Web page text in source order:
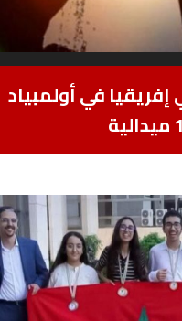
إفريقيا في أولمبياد